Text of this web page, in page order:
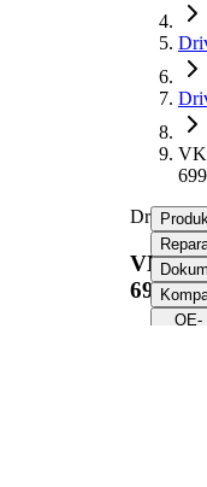
Drivaxel
VKJC
6995
OE-